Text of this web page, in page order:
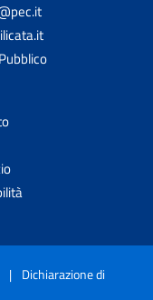
| Dichiarazione di